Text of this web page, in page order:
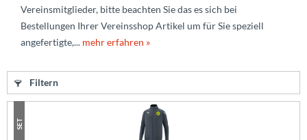
Vereinsmitglieder, bitte beachten Sie das es sich bei
Bestellungen Ihrer Vereinsshop Artikel um für Sie speziell
angefertigte,... mehr erfahren »
Filtern
SET